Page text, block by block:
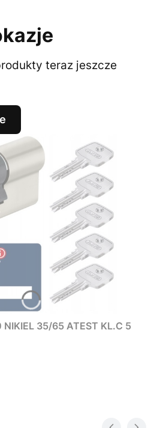
teraz jeszcze
35/65 ATEST KL.C 5